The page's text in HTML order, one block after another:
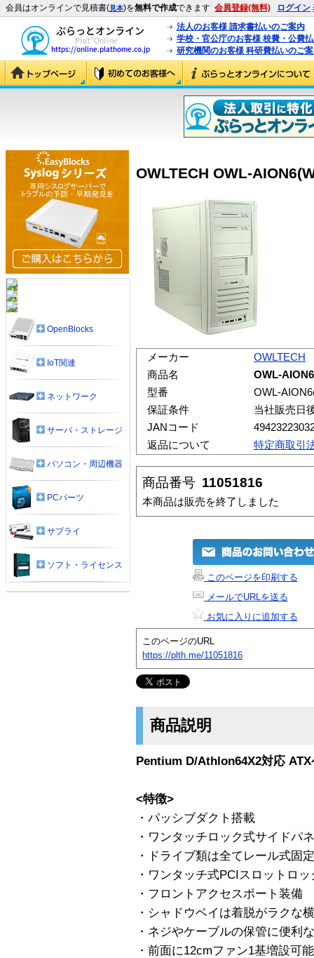
会員はオンラインで見積書(見本)を無料で作成できます 会員登録(無料) ログイン
法人のお客様 請求書払いのご案内
学校・官公庁のお客様 校費・公費
研究機関のお客様 科研費払いのご
OWLTECH OWL-
メーカー
OWLTECH
商品名
OWL-
型番
OWL-
保証条件
当社販売日
JANコード
返品について
特定商取引
商品番号 11051816
本商品は販売を終了しました
このページを印刷する
メールでURLを送る
お気に入りに追加する
このページのURL
https://plth.me/11051816
商品説明
Pentium D/Athlon64X2対応
<特徴>
・パッシブダクト搭載
・ワンタッチロック式サイドパ
・ドライブ類は全てレール式固定
・ワンタッチ式PCIスロットロ
・フロントアクセスポート装備
・シャドウベイは着脱がラクな
・ネジやケーブルの保管に便利
・前面に12cmファン1基増設可能
OpenBlocks
IoT関連
ネットワーク
サーバ・ストレージ
パソコン・周辺機器
PCパーツ
サプライ
ソフト・ライセンス